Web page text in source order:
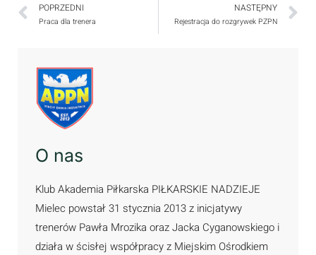
POPRZEDNI
Praca dla trenera
NASTĘPNY
Rejestracja do rozgrywek PZPN
O nas
Klub Akademia Piłkarska PIŁKARSKIE NADZIEJE
Mielec powstał 31 stycznia 2013 z inicjatywy
trenerów Pawła Mrozika oraz Jacka Cyganowskiego i
działa w ścisłej współpracy z Miejskim Ośrodkiem